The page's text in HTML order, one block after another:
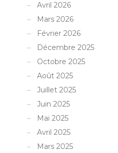
Avril 2026
Mars 2026
Février 2026
Décembre 2025
Octobre 2025
Août 2025
Juillet 2025
Juin 2025
Mai 2025
Avril 2025
Mars 2025